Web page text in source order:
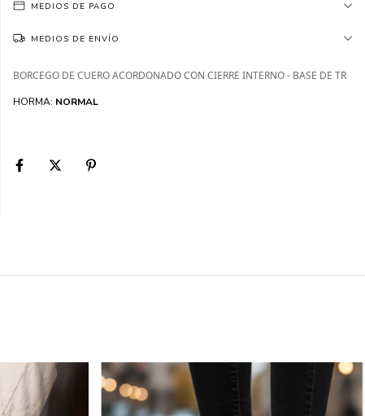
MEDIOS DE PAGO
MEDIOS DE ENVÍO
BORCEGO DE CUERO ACORDONADO CON CIERRE INTERNO - BASE DE TR
HORMA: NORMAL